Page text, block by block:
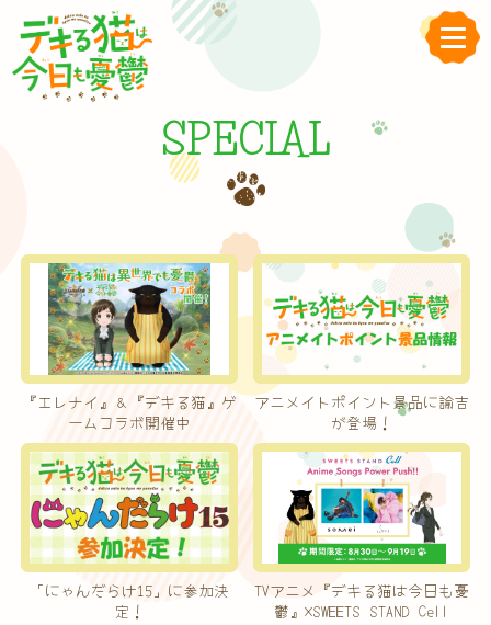
SPECIAL
『エレナイ』＆『デキる猫』ゲ
ームコラボ開催中
アニメイトポイント景品に諭吉
が登場！
「にゃんだらけ15」に参加決
定！
TVアニメ『デキる猫は今日も憂
鬱』×SWEETS STAND Cell